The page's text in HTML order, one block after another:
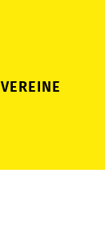
VEREINE